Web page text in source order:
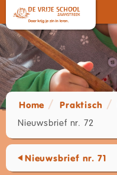
Home Praktisch
Nieuwsbrief nr. 72
Nieuwsbrief nr. 71